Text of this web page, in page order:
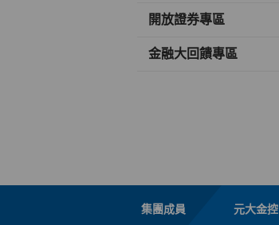
開放證券專區
金融大回饋專區
集團成員 元大金控